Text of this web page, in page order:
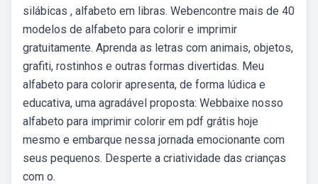
silábicas , alfabeto em libras. Webencontre mais de 40
modelos de alfabeto para colorir e imprimir
gratuitamente. Aprenda as letras com animais, objetos,
grafiti, rostinhos e outras formas divertidas. Meu
alfabeto para colorir apresenta, de forma lúdica e
educativa, uma agradável proposta: Webbaixe nosso
alfabeto para imprimir colorir em pdf grátis hoje
mesmo e embarque nessa jornada emocionante com
seus pequenos. Desperte a criatividade das crianças
com o.